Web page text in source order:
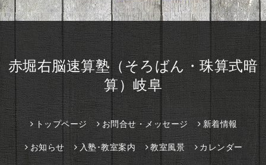
赤堀右脳速算塾（そろばん・珠算式暗
算）岐阜
トップページ お問合せ・メッセージ 新着情報
お知らせ 入塾･教室案内 教室風景 カレンダー